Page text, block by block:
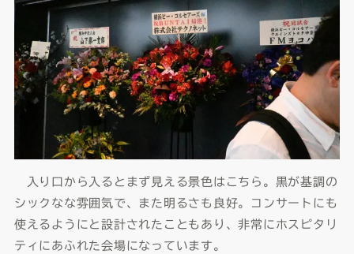
入り口から入るとまず見える景色はこちら。黒が基調の
シックなな雰囲気で、また明るさも良好。コンサートにも
使えるようにと設計されたこともあり、非常にホスピタリ
ティにあふれた会場になっています。